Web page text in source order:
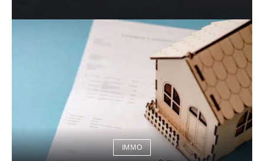
IMMO